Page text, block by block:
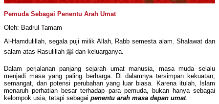
Pemuda Sebagai Penentu Arah Umat
Oleh: Badrul Tamam
Al-Hamdulillah, segala puji milik Allah, Rabb semesta alam. Shalawat dan
salam atas Rasulillah ﷺ dan keluarganya.
Dalam perjalanan panjang sejarah umat manusia, masa muda selalu
menjadi masa yang paling berharga. Di dalamnya tersimpan kekuatan,
semangat, dan potensi perubahan yang luar biasa. Karena itulah, Islam
menaruh perhatian besar terhadap para pemuda, bukan hanya sebagai
kelompok usia, tetapi sebagai penentu arah masa depan umat.